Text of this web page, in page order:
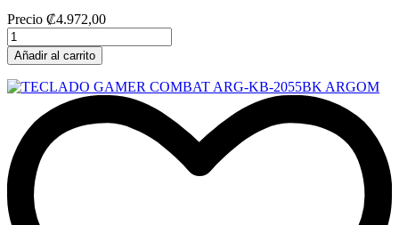
Precio ₡4.972,00
Añadir al carrito